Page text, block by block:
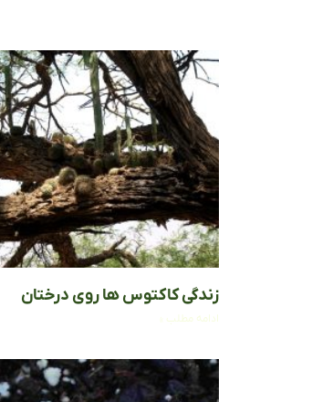
زندگی کاکتوس ها روی درختان
ادامه مطلب »